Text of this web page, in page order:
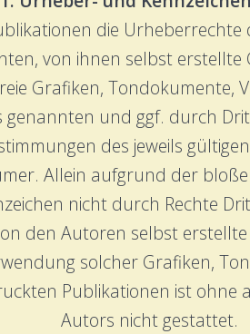
die
von ihnen selbst
Grafiken, Tondokumente,
und ggf. durch
des jeweils
Allein aufgrund der
nicht durch Rechte
den Autoren selbst
solcher Grafiken,
Publikationen ist ohne
Autors nicht gestattet.